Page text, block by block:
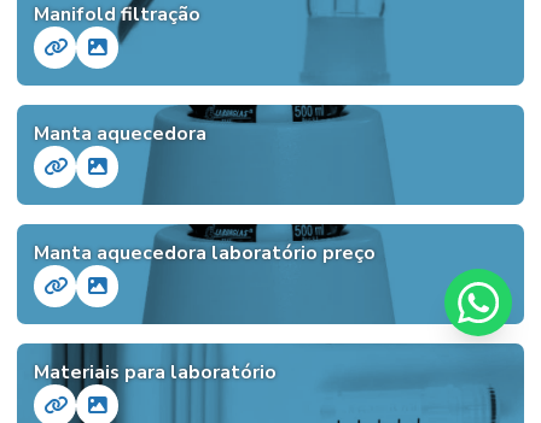
Manifold filtração
Manta aquecedora
Manta aquecedora laboratório preço
Materiais para laboratório